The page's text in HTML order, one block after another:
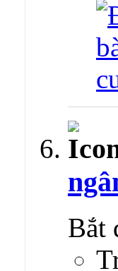
Bắt